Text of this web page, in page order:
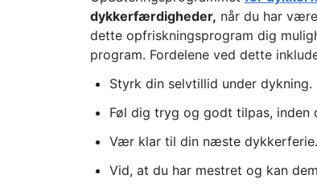
dykkerfærdigheder, når du har
dette opfriskningsprogram dig
program. Fordelene ved dette
Styrk din selvtillid under dykning.
Føl dig tryg og godt tilpas, inden
Vær klar til din næste dykkerferie.
Vid, at du har mestret og kan